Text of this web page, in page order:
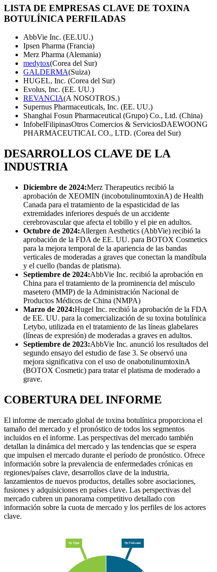
LISTA DE EMPRESAS CLAVE DE TOXINA
BOTULÍNICA PERFILADAS
AbbVie Inc. (EE.UU.)
Ipsen Pharma (Francia)
Merz Pharma (Alemania)
medytox(Corea del Sur)
GALDERMA(Suiza)
HUGEL, Inc. (Corea del Sur)
Evolus, Inc. (EE. UU.)
REVANCIA(A NOSOTROS.)
Supernus Pharmaceuticals, Inc. (EE. UU.)
Shanghai Fosun Pharmaceutical (Grupo) Co., Ltd. (China)
InfobelFilipinasOtros Comercios & ServiciosDAEWOONG
PHARMACEUTICAL CO., LTD. (Corea del Sur)
DESARROLLOS CLAVE DE LA
INDUSTRIA
Diciembre de 2024:Merz Therapeutics recibió la
aprobación de XEOMIN (incobotulinumtoxinA) de Health
Canada para el tratamiento de la espasticidad de las
extremidades inferiores después de un accidente
cerebrovascular que afecta el tobillo y el pie en adultos.
Octubre de 2024:Allergen Aesthetics (AbbVie) recibió la
aprobación de la FDA de EE. UU. para BOTOX Cosmetics
para la mejora temporal de la apariencia de las bandas
verticales de moderadas a graves que conectan la mandíbula
y el cuello (bandas de platisma).
Septiembre de 2024:AbbVie Inc. recibió la aprobación en
China para el tratamiento de la prominencia del músculo
masetero (MMP) de la Administración Nacional de
Productos Médicos de China (NMPA)
Marzo de 2024:Hugel Inc. recibió la aprobación de la FDA
de EE. UU. para la comercialización de su toxina botulínica
Letybo, utilizada en el tratamiento de las líneas glabelares
(líneas de expresión) de moderadas a graves en adultos.
Septiembre de 2023:AbbVie Inc. anunció los resultados del
segundo ensayo del estudio de fase 3. Se observó una
mejora significativa con el uso de onabotulinumtoxinA
(BOTOX Cosmetic) para tratar el platisma de moderado a
grave.
COBERTURA DEL INFORME
El informe de mercado global de toxina botulínica proporciona el
tamaño del mercado y el pronóstico de todos los segmentos
incluidos en el informe. Las perspectivas del mercado también
detallan la dinámica del mercado y las tendencias que se espera
que impulsen el mercado durante el período de pronóstico. Ofrece
información sobre la prevalencia de enfermedades crónicas en
regiones/países clave, desarrollos clave de la industria,
lanzamientos de nuevos productos, detalles sobre asociaciones,
fusiones y adquisiciones en países clave. Las perspectivas del
mercado cubren un panorama competitivo detallado con
información sobre la cuota de mercado y los perfiles de los actores
clave.